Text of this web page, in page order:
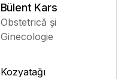
Bülent Kars
Obstetrică și
Ginecologie
Kozyatağı